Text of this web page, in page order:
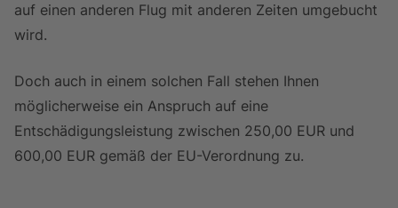
auf einen anderen Flug mit anderen Zeiten umgebucht
wird.
Doch auch in einem solchen Fall stehen Ihnen
möglicherweise ein Anspruch auf eine
Entschädigungsleistung zwischen 250,00 EUR und
600,00 EUR gemäß der EU-Verordnung zu.